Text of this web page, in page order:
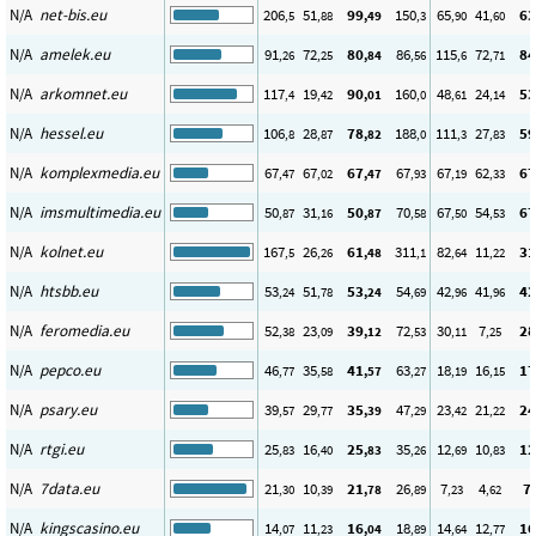
N/A net-bis.eu 206,5 51,88 99,49 150,3 65,90 41,60 63
N/A amelek.eu 91,26 72,25 80,84 86,56 115,6 72,71 84
N/A arkomnet.eu 117,4 19,42 90,01 160,0 48,61 24,14 53
N/A hessel.eu 106,8 28,87 78,82 188,0 111,3 27,83 59
N/A komplexmedia.eu 67,47 67,02 67,47 67,93 67,19 62,33 67
N/A imsmultimedia.eu 50,87 31,16 50,87 70,58 67,50 54,53 67
N/A kolnet.eu 167,5 26,26 61,48 311,1 82,64 11,22 31
N/A htsbb.eu 53,24 51,78 53,24 54,69 42,96 41,96 42
N/A feromedia.eu 52,38 23,09 39,12 72,53 30,11 7,25 28
N/A pepco.eu 46,77 35,58 41,57 63,27 18,19 16,15 17
N/A psary.eu 39,57 29,77 35,39 47,29 23,42 21,22 24
N/A rtgi.eu 25,83 16,40 25,83 35,26 12,69 10,83 12
N/A 7data.eu 21,30 10,39 21,78 26,89 7,23 4,62 7
N/A kingscasino.eu 14,07 11,23 16,04 18,89 14,64 12,77 16